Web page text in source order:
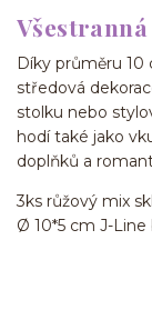
Díky průměru 10
středová
stolku nebo
hodí také jako
doplňků a
3ks růžový mix
Ø 10*5 cm J-Line